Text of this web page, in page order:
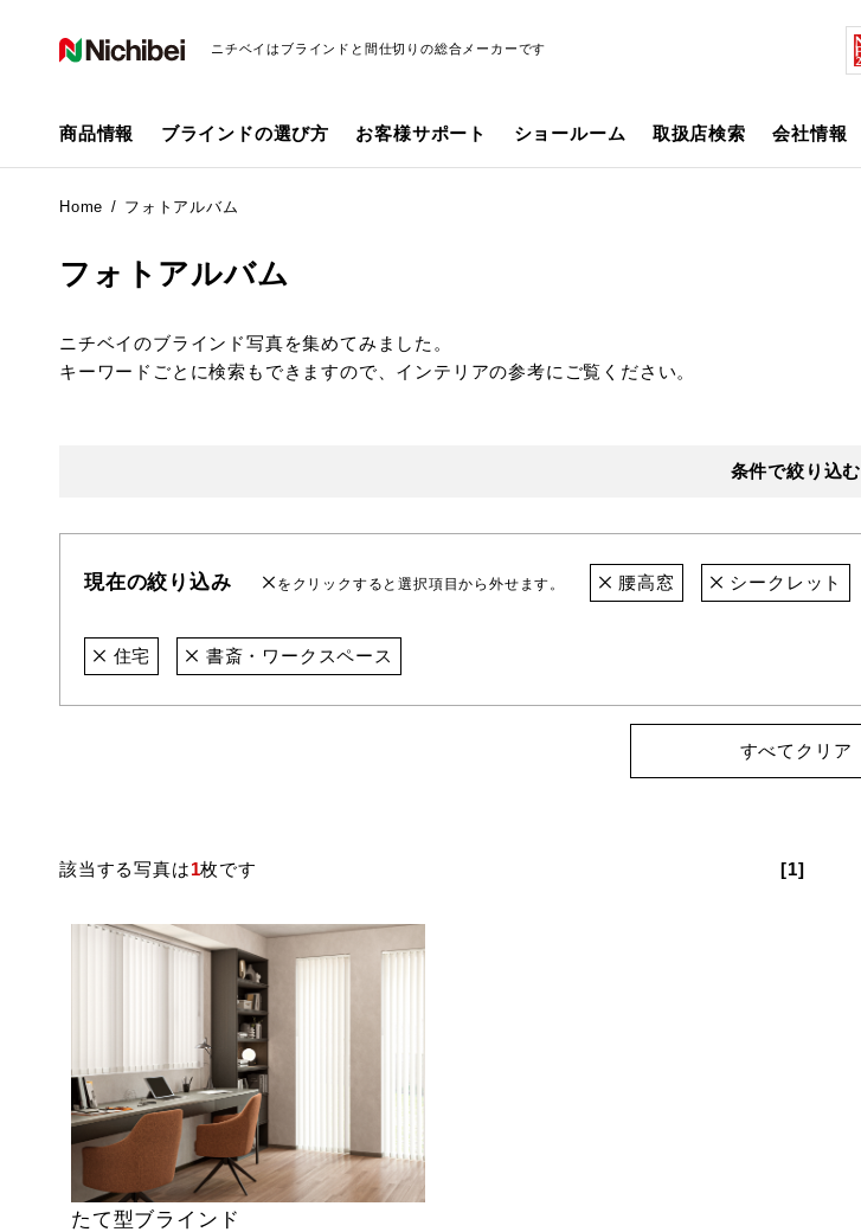
ニチベイはブラインドと間仕切りの総合メーカーです
商品情報 ブラインドの選び方 お客様サポート ショールーム 取扱店検索 会社情報
Home フォトアルバム
フォトアルバム
ニチベイのブラインド写真を集めてみました。
キーワードごとに検索もできますので、インテリアの参考にご覧ください。
条件で絞り込む
現在の絞り込み をクリックすると選択項目から外せます。 腰高窓 シークレット
住宅 書斎・ワークスペース
すべてクリア
該当する写真は1枚です [1]
たて型ブラインド